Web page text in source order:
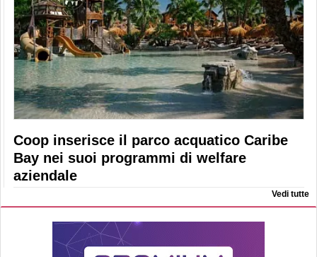
Coop inserisce il parco acquatico Caribe
Bay nei suoi programmi di welfare
aziendale
Vedi tutte